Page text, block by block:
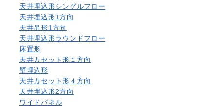
天井埋込形シングルフロー
天井埋込形1方向
天井吊形1方向
天井埋込形ラウンドフロー
床置形
天井カセット形１方向
壁埋込形
天井カセット形４方向
天井埋込形2方向
ワイドパネル